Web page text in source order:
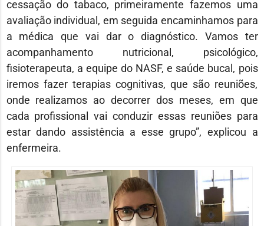
cessação do tabaco, primeiramente fazemos uma
avaliação individual, em seguida encaminhamos para
a médica que vai dar o diagnóstico. Vamos ter
acompanhamento nutricional, psicológico,
fisioterapeuta, a equipe do NASF, e saúde bucal, pois
iremos fazer terapias cognitivas, que são reuniões,
onde realizamos ao decorrer dos meses, em que
cada profissional vai conduzir essas reuniões para
estar dando assistência a esse grupo”, explicou a
enfermeira.